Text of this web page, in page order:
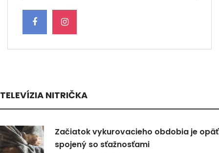
TELEVÍZIA NITRIČKA
Začiatok vykurovacieho obdobia je opäť
spojený so sťažnosťami